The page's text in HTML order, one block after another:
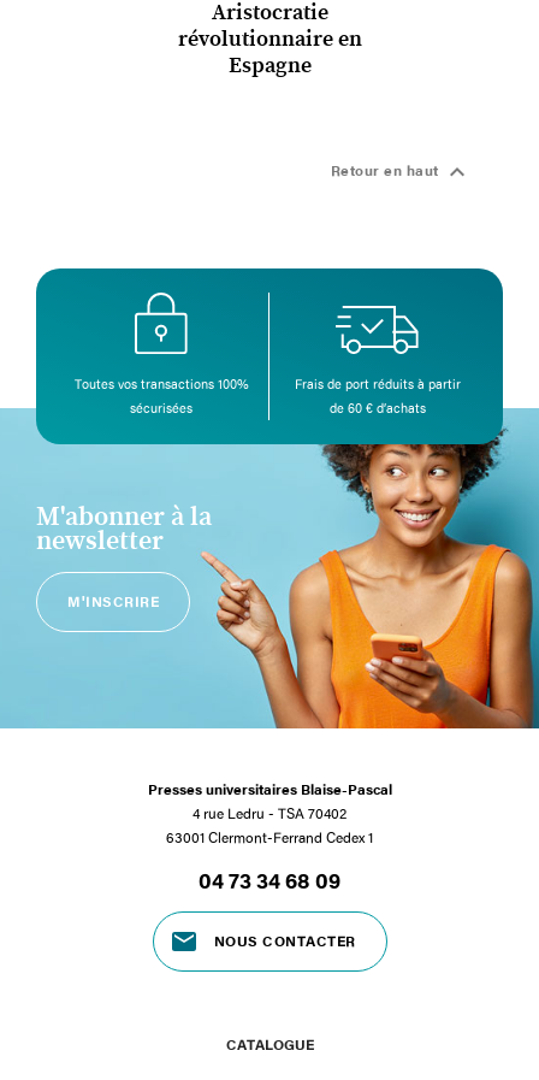
Aristocratie
révolutionnaire en
Espagne
Retour en haut 
Toutes vos transactions 100%
sécurisées
Frais de port réduits à partir
de 60 € d’achats
M'abonner à la
newsletter
M'INSCRIRE
Presses universitaires Blaise-Pascal
4 rue Ledru - TSA 70402
63001 Clermont-Ferrand Cedex 1
04 73 34 68 09
NOUS CONTACTER
CATALOGUE